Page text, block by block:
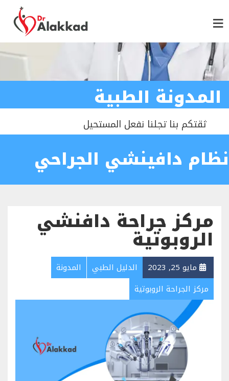
المدونة الطبية
ثقتكم بنا تجلنا نفعل المستحيل
نظام دافينشي الجراحي
مركز جراحة دافنشي
الروبوتية
مايو 25, 2023 الدليل الطبي
المدونة
مركز الجراحة الروبوتية